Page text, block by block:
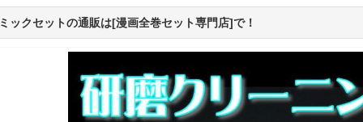
ックセットの通販は[漫画全巻セット専門店]で！